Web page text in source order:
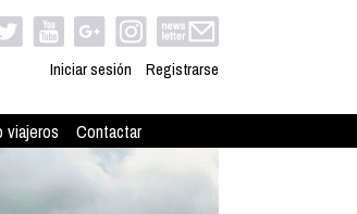
Iniciar sesión Registrarse
viajeros Contactar